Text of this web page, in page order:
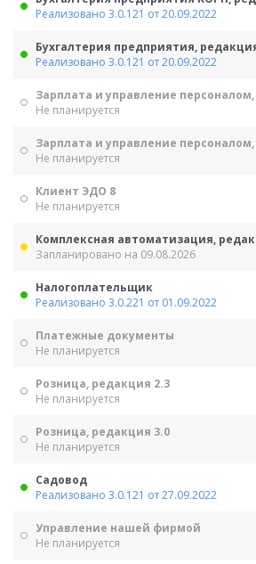
Реализовано 3.0.121 от 20.09.2022
Бухгалтерия предприятия,
Реализовано 3.0.121 от 20.09.2022
Зарплата и управление
Не планируется
Зарплата и управление
Не планируется
Клиент ЭДО 8
Не планируется
Комплексная автоматизация,
Запланировано на 09.08.2026
Налогоплательщик
Реализовано 3.0.221 от 01.09.2022
Платежные документы
Не планируется
Розница, редакция 2.3
Не планируется
Розница, редакция 3.0
Не планируется
Садовод
Реализовано 3.0.121 от 27.09.2022
Управление нашей фирмой
Не планируется